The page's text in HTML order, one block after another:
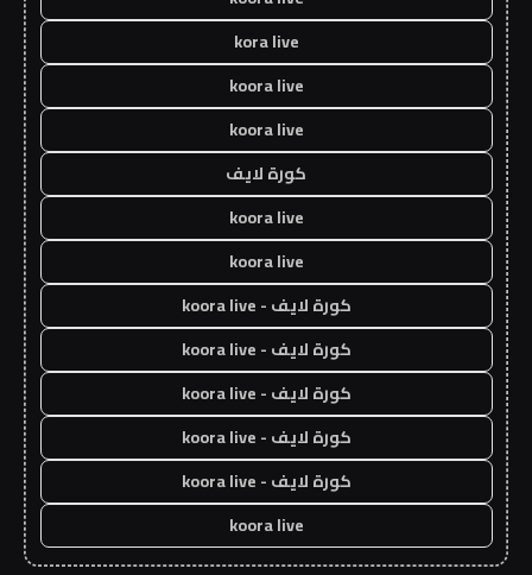
kora live
koora live
koora live
كورة لايف
koora live
koora live
كورة لايف - koora live
كورة لايف - koora live
كورة لايف - koora live
كورة لايف - koora live
كورة لايف - koora live
koora live